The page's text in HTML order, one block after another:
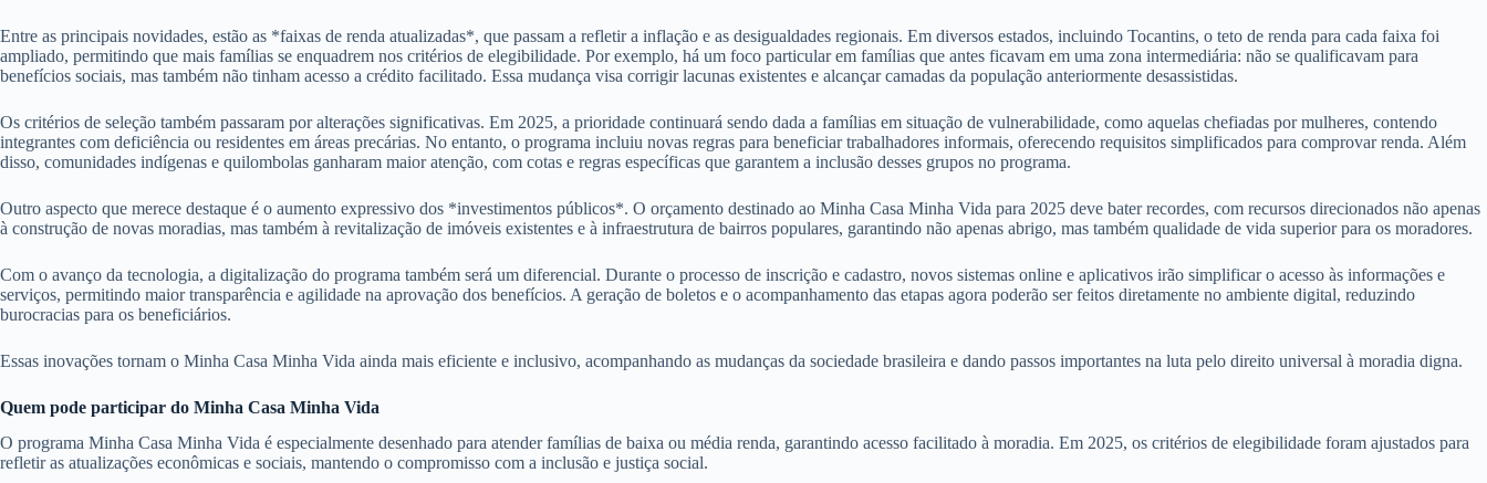
Entre as principais novidades, estão as *faixas de renda atualizadas*, que passam a refletir a inflação e as desigualdades regionais. Em diversos estados, incluindo Tocantins, o teto de renda para cada faixa foi
ampliado, permitindo que mais famílias se enquadrem nos critérios de elegibilidade. Por exemplo, há um foco particular em famílias que antes ficavam em uma zona intermediária: não se qualificavam para
benefícios sociais, mas também não tinham acesso a crédito facilitado. Essa mudança visa corrigir lacunas existentes e alcançar camadas da população anteriormente desassistidas.
Os critérios de seleção também passaram por alterações significativas. Em 2025, a prioridade continuará sendo dada a famílias em situação de vulnerabilidade, como aquelas chefiadas por mulheres, contendo
integrantes com deficiência ou residentes em áreas precárias. No entanto, o programa incluiu novas regras para beneficiar trabalhadores informais, oferecendo requisitos simplificados para comprovar renda. Além
disso, comunidades indígenas e quilombolas ganharam maior atenção, com cotas e regras específicas que garantem a inclusão desses grupos no programa.
Outro aspecto que merece destaque é o aumento expressivo dos *investimentos públicos*. O orçamento destinado ao Minha Casa Minha Vida para 2025 deve bater recordes, com recursos direcionados não apenas
à construção de novas moradias, mas também à revitalização de imóveis existentes e à infraestrutura de bairros populares, garantindo não apenas abrigo, mas também qualidade de vida superior para os moradores.
Com o avanço da tecnologia, a digitalização do programa também será um diferencial. Durante o processo de inscrição e cadastro, novos sistemas online e aplicativos irão simplificar o acesso às informações e
serviços, permitindo maior transparência e agilidade na aprovação dos benefícios. A geração de boletos e o acompanhamento das etapas agora poderão ser feitos diretamente no ambiente digital, reduzindo
burocracias para os beneficiários.
Essas inovações tornam o Minha Casa Minha Vida ainda mais eficiente e inclusivo, acompanhando as mudanças da sociedade brasileira e dando passos importantes na luta pelo direito universal à moradia digna.
Quem pode participar do Minha Casa Minha Vida
O programa Minha Casa Minha Vida é especialmente desenhado para atender famílias de baixa ou média renda, garantindo acesso facilitado à moradia. Em 2025, os critérios de elegibilidade foram ajustados para
refletir as atualizações econômicas e sociais, mantendo o compromisso com a inclusão e justiça social.